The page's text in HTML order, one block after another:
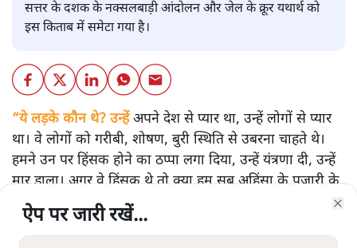
सत्तर के दशक के नक्सलबाड़ी आंदोलन और जेल के क्रूर यथार्थ को
इस किताब में समेटा गया है।
“ये लड़के कौन थे? उन्हेंअपने देश से प्यार था, उन्हें लोगों से प्यार
था। वे लोगों को गरीबी, शोषण, बुरी स्थिति से उबरना चाहते थे।
हमने उन पर हिंसक होने का ठप्पा लगा दिया, उन्हें यंत्रणा दी, उन्हें
मार डाला। अगर वे हिंसक थे तो क्या हम सब अहिंसा के पुजारी के
अवतार हैं?”
बांग्ला के दलित लेखक मनोरंजन व्यापारी के उपन्यास “हवा में
ऐप पर जारी रखें...
ऐप पर जारी रखें...
ऐप पर जारी रखें...
ऐप पर जारी रखें...
ऐप पर जारी रखें...
ऐप पर जारी रखें...